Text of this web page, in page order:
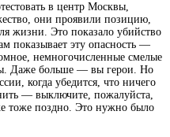
в центр Москвы,
они проявили позицию,
жизни. Это показало убийство
показывает эту опасность —
немногочисленные смелые
Даже больше — вы герои. Но
когда убедится, что ничего
— выключите, пожалуйста,
тоже поздно. Это нужно было